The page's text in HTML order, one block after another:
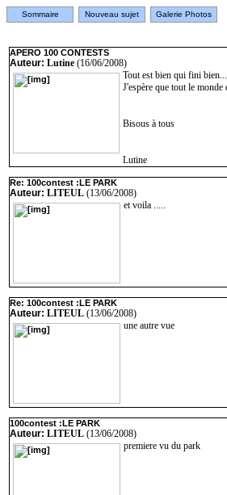
Sommaire Nouveau sujet Galerie Photos
APERO 100 CONTESTS
Auteur: Lutine (16/06/2008)
Tout est bien qui fini
J'espère que tout le monde
Bisous à tous
Lutine
Re: 100contest :LE PARK
Auteur: LITEUL (13/06/2008)
et voila .....
Re: 100contest :LE PARK
Auteur: LITEUL (13/06/2008)
une autre vue
100contest :LE PARK
Auteur: LITEUL (13/06/2008)
premiere vu du park